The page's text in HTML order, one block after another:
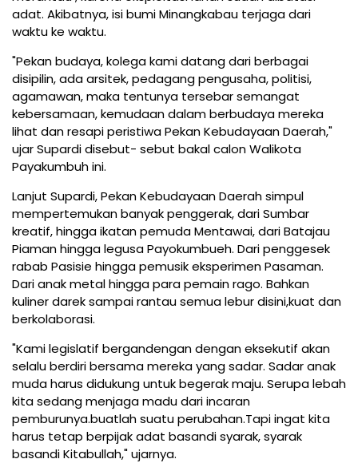
adat. Akibatnya, isi bumi Minangkabau terjaga dari
waktu ke waktu.
"Pekan budaya, kolega kami datang dari berbagai
disipilin, ada arsitek, pedagang pengusaha, politisi,
agamawan, maka tentunya tersebar semangat
kebersamaan, kemudaan dalam berbudaya mereka
lihat dan resapi peristiwa Pekan Kebudayaan Daerah,"
ujar Supardi disebut- sebut bakal calon Walikota
Payakumbuh ini.
Lanjut Supardi, Pekan Kebudayaan Daerah simpul
mempertemukan banyak penggerak, dari Sumbar
kreatif, hingga ikatan pemuda Mentawai, dari Batajau
Piaman hingga legusa Payokumbueh. Dari penggesek
rabab Pasisie hingga pemusik eksperimen Pasaman.
Dari anak metal hingga para pemain rago. Bahkan
kuliner darek sampai rantau semua lebur disini,kuat dan
berkolaborasi.
"Kami legislatif bergandengan dengan eksekutif akan
selalu berdiri bersama mereka yang sadar. Sadar anak
muda harus didukung untuk begerak maju. Serupa lebah
kita sedang menjaga madu dari incaran
pemburunya.buatlah suatu perubahan.Tapi ingat kita
harus tetap berpijak adat basandi syarak, syarak
basandi Kitabullah," ujarnya.